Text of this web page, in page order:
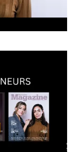
grundarna av